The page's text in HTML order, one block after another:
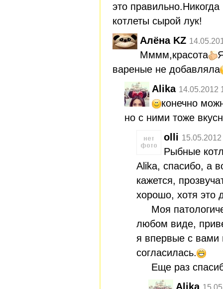
это
котлеты сырой лук!
Алёна KZ
Мммм,красота
вареные не добавляла
Alika 14.05.2012
конечно
но с ними тоже
olli
Рыбные
Alika, спасибо, а
кажется,
хорошо, хотя это
Моя
любом виде,
я впервые с вами
согласилась.
Еще раз
Alika